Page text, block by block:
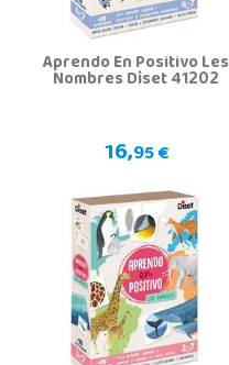
Aprendo En Positivo Les
Nombres Diset 41202
16,95 €